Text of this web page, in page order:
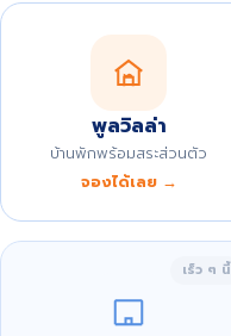
พูลวิลล่า
บ้านพักพร้อมสระส่วนตัว
จองได้เลย →
เร็ว ๆ นี้